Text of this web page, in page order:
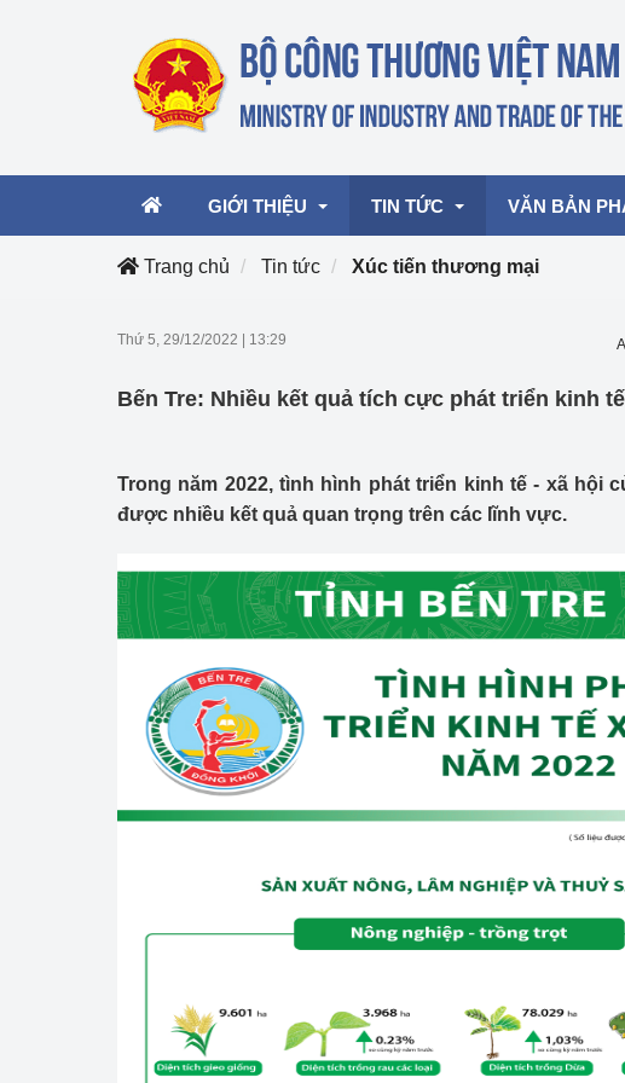
GIỚI THIỆU TIN TỨC
Hoạt
mại, Dịch vụ Việt Nam 2026
Hoạt động của Bộ trưởng
Thông
Chuyển đổi số
Bản tin Thị trường Nông Lâm
Phát triển nguồn nhân lực
Phát triển bền vững
động
Bộ Công
Tổ
động
làm
hiểm khí,
Văn hóa ngành Công Thương
Quản lý thị trường
Sử dụng năng lượng tiết
Hiệu
VĂN BẢN
Trang chủ Tin tức Xúc tiến thương mại
Thứ 5, 29/12/2022 13:29 A
Bến Tre: Nhiều kết quả tích cực phát triển kinh
Trong năm 2022, tình hình phát triển kinh tế - xã hội
được nhiều kết quả quan trọng trên các lĩnh vực.